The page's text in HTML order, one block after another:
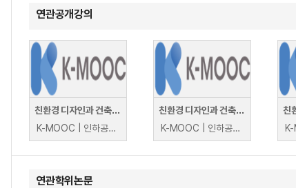
연관공개강의
친환경 디자인과 건축[Eco-Friendly Design and Architecture]
K-MOOC | 인하공업전문대학 김자경
친환경 디자인과 건축[Eco-Friendly Design and Architecture]
K-MOOC | 인하공업전문대학 김자경
친
연관학위논문